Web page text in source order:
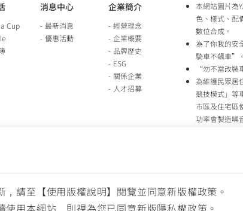
，請至【使用版權說明】閱覽並同意新版權政策。
用本網站，則視為您已同意新版隱私權政策。
Cup
消息中心
最新消息
優惠活動
企業簡介
經營理念
企業概要
品牌歷史
ESG
關係企業
人才招募
本網站圖片為
色、樣式、配
數位合成。
為了你我的安
騎車不飆車”。
“勿不當改裝
為維護民眾居
競技模式」等
市區及住宅區
功率會製造噪